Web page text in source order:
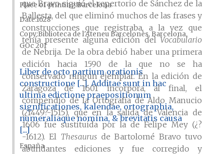
que Bravo siguió el repertorio de Sánchez de la
Ballesta, del que eliminó muchos de las frases y
construcciones que registraba, a la vez que
tenía presente alguna edición delVocabulario
de Nebrija. De la obra debió haber una primera
edición hacia 1590 de la que no se ha
conservado ningún ejemplar. En la edición de
Zaragoza de 1601 incorpora, al final, el
compendio de la Ortografía de Aldo Manucio
(¿1449?-1515), que en la salida de Valencia de
1606 fue sustituida por la de Felipe Mey (¿?
-1612). El Thesaurus de Bartolomé Bravo tuvo
abundantes ediciones y fue corregido y
Place of printingBarcelona
Date1628
CopyBiblioteca de l'Ateneu Barcelonès, Barcelona,
GOc 201
Liber de octo partium orationis
constructione [...]. Additae sunt in hac
ultima edictione praepositionum
significationes, kalendae, ortographia,
numeraliaque nomina, & brevitatis causa
[...]
España